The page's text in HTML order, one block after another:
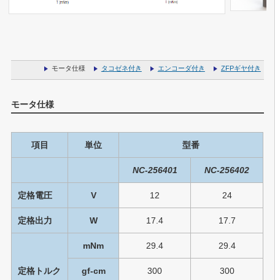
モータ仕様 タコゼネ付き エンコーダ付き ZFPギヤ付き
モータ仕様
項目 単位 型番
NC-256401 NC-256402
定格電圧 V 12 24
定格出力 W 17.4 17.7
定格トルク
mNm 29.4 29.4
gf-cm 300 300